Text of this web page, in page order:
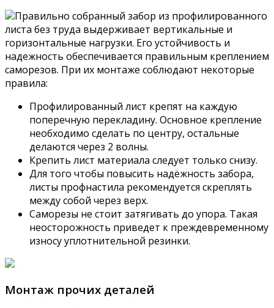
Правильно собранный забор из профилированного
листа без труда выдерживает вертикальные и
горизонтальные нагрузки. Его устойчивость и
надежность обеспечивается правильным креплением
саморезов. При их монтаже соблюдают некоторые
правила:
Профилированный лист крепят на каждую
поперечную перекладину. Основное крепление
необходимо сделать по центру, остальные
делаются через 2 волны.
Крепить лист материала следует только снизу.
Для того чтобы повысить надёжность забора,
листы профнастила рекомендуется скреплять
между собой через верх.
Саморезы не стоит затягивать до упора. Такая
неосторожность приведет к преждевременному
износу уплотнительной резинки.
Монтаж прочих деталей